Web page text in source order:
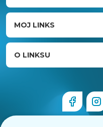
MOJ LINKS
O LINKSU